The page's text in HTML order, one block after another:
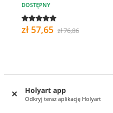
Holyart app
Odkryj teraz aplikację Holyart
DOSTĘPNY
zł 57,65 zł 76,86